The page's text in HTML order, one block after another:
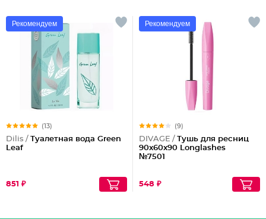
Рекомендуем
(13)
Dilis / Туалетная вода Green
Leaf
851 ₽
Рекомендуем
(9)
DIVAGE / Тушь для ресниц
90x60x90 Longlashes
№7501
548 ₽